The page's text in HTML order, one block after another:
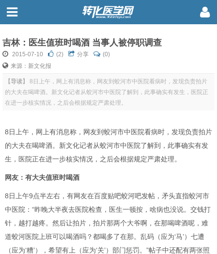
吉林：医生值班时喝酒 当事人被停职调查
2015-07-10 (2) 分享
(0)
来源：新文化报
【导读】
8日上午，网上有消息称，网友到蛟河市中医院看病时，发现负责拍片
的大夫在喝啤酒。新文化记者从蛟河市中医院了解到，此事确实有发生，医院正
在进一步核实情况，之后会根据规定严肃处理。
8日上午，网上有消息称，网友到蛟河市中医院看病时，发现负责拍片
的大夫在喝啤酒。新文化记者从蛟河市中医院了解到，此事确实有发
生，医院正在进一步核实情况，之后会根据规定严肃处理。
网友：有大夫值班时喝酒
8日上午9点半左右，有网友在百度贴吧蛟河吧发帖，矛头直指蛟河市
中医院：“昨晚大半夜去医院检查，医生一顿按，啥病也没说。交钱打
针，越打越疼。然后让拍片，拍片那两个大爷啊，在那喝啤酒呢，难
道蛟河医院上班可以喝酒吗？都喝多了在那。乱码（应为‘马’）七遭
（应为‘糟’），希望有上（应为‘关’）部门惩罚。”帖子中还配有两张照